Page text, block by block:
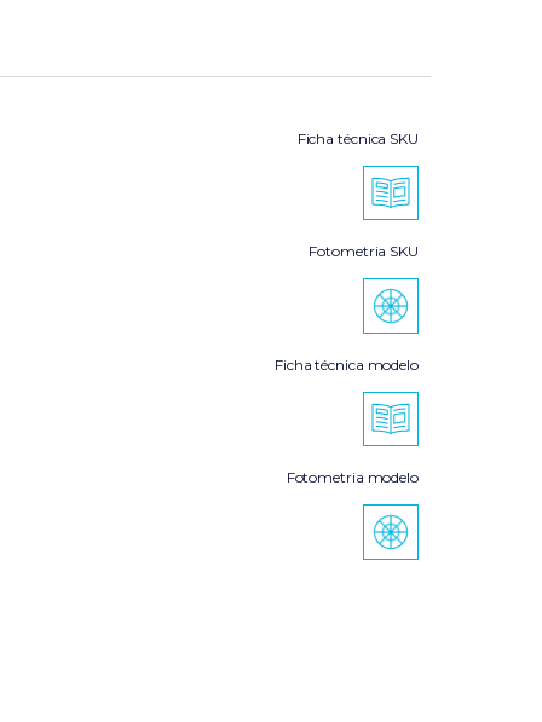
Ficha técnica SKU
Fotometria SKU
Ficha técnica modelo
Fotometria modelo